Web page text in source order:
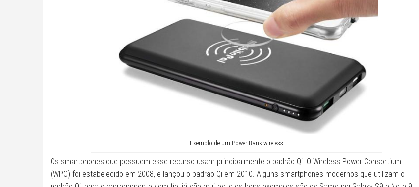
Exemplo de um Power Bank wireless
Os smartphones que possuem esse recurso usam principalmente o padrão Qi. O Wireless Power Consortium
(WPC) foi estabelecido em 2008, e lançou o padrão Qi em 2010. Alguns smartphones modernos que utilizam o